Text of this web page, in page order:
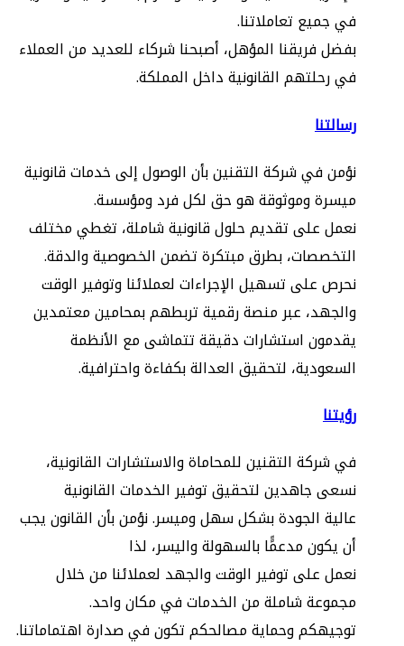
في جميع تعاملاتنا.
بفضل فريقنا المؤهل، أصبحنا شركاء للعديد من العملاء
في رحلتهم القانونية داخل المملكة.
نؤمن في شركة التقنين بأن الوصول إلى خدمات قانونية
ميسرة وموثوقة هو حق لكل فرد ومؤسسة.
نعمل على تقديم حلول قانونية شاملة، تغطي مختلف
التخصصات، بطرق مبتكرة تضمن الخصوصية والدقة.
نحرص على تسهيل الإجراءات لعملائنا وتوفير الوقت
والجهد، عبر منصة رقمية تربطهم بمحامين معتمدين
يقدمون استشارات دقيقة تتماشى مع الأنظمة
السعودية، لتحقيق العدالة بكفاءة واحترافية.
في شركة التقنين للمحاماة والاستشارات القانونية،
نسعى جاهدين لتحقيق توفير الخدمات القانونية
عالية الجودة بشكل سهل وميسر. نؤمن بأن القانون يجب
أن يكون مدعمًًا بالسهولة واليسر، لذا
نعمل على توفير الوقت والجهد لعملائنا من خلال
مجموعة شاملة من الخدمات في مكان واحد.
توجيهكم وحماية مصالحكم تكون في صدارة اهتماماتنا.